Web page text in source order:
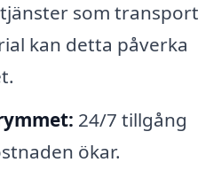
som transport
kan detta påverka
24/7 tillgång
ökar.